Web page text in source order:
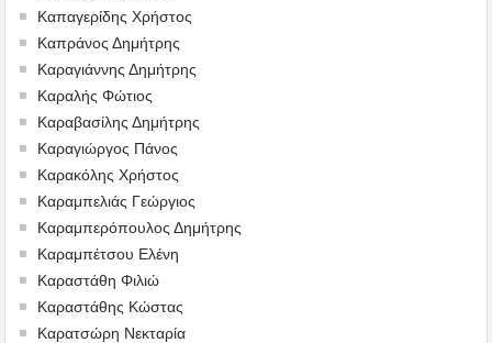
Καπαγερίδης Χρήστος
Καπράνος Δημήτρης
Καραγιάννης Δημήτρης
Καραλής Φώτιος
Καραβασίλης Δημήτρης
Καραγιώργος Πάνος
Καρακόλης Χρήστος
Καραμπελιάς Γεώργιος
Καραμπερόπουλος Δημήτρης
Καραμπέτσου Ελένη
Καραστάθη Φιλιώ
Καραστάθης Κώστας
Καρατσώρη Νεκταρία